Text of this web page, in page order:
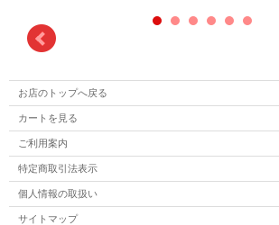
お店のトップへ戻る
カートを見る
ご利用案内
特定商取引法表示
個人情報の取扱い
サイトマップ